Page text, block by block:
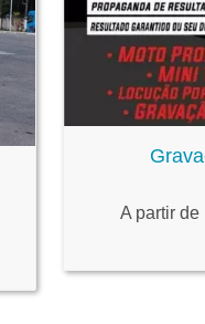
A partir de